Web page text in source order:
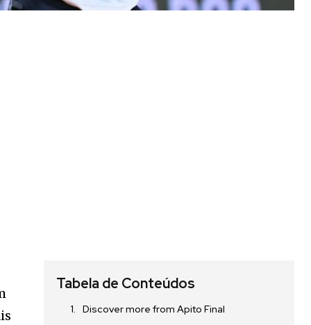
Tabela de Conteúdos
Discover more from Apito Final